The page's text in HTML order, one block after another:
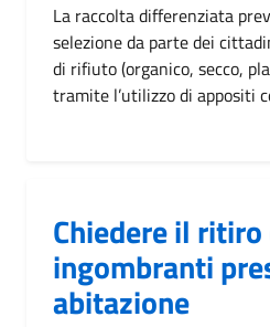
La raccolta differenziata
selezione da parte dei
di rifiuto (organico, secco,
tramite l’utilizzo di appositi
Chiedere il
ingombranti
abitazione